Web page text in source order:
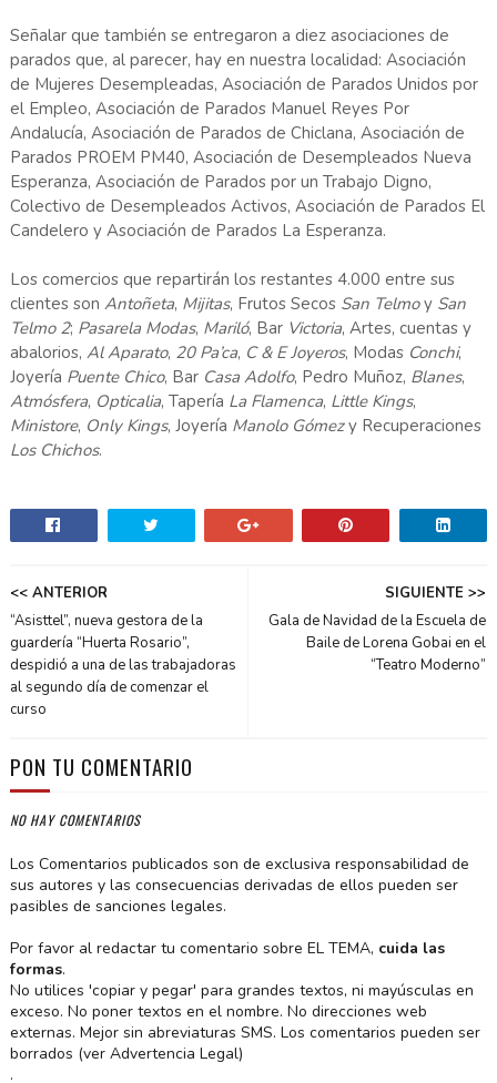
Señalar que también se entregaron a diez asociaciones de
parados que, al parecer, hay en nuestra localidad: Asociación
de Mujeres Desempleadas, Asociación de Parados Unidos por
el Empleo, Asociación de Parados Manuel Reyes Por
Andalucía, Asociación de Parados de Chiclana, Asociación de
Parados PROEM PM40, Asociación de Desempleados Nueva
Esperanza, Asociación de Parados por un Trabajo Digno,
Colectivo de Desempleados Activos, Asociación de Parados El
Candelero y Asociación de Parados La Esperanza.
Los comercios que repartirán los restantes 4.000 entre sus
clientes son Antoñeta, Mijitas, Frutos Secos San Telmoy San
Telmo 2; Pasarela Modas, Mariló, Bar Victoria, Artes, cuentas y
abalorios, Al Aparato, 20 Pa’ca, C & E Joyeros, Modas Conchi,
Joyería Puente Chico, Bar Casa Adolfo, Pedro Muñoz, Blanes,
Atmósfera, Opticalia, Tapería La Flamenca, Little Kings,
Ministore, Only Kings, Joyería Manolo Gómezy Recuperaciones
Los Chichos.
SIGUIENTE >>
Gala de Navidad de la Escuela de
Baile de Lorena Gobai en el
“Teatro Moderno”
<< ANTERIOR
“Asisttel”, nueva gestora de la
guardería “Huerta Rosario”,
despidió a una de las trabajadoras
al segundo día de comenzar el
curso
PON TU COMENTARIO
NO HAY COMENTARIOS
Los Comentarios publicados son de exclusiva responsabilidad de
sus autores y las consecuencias derivadas de ellos pueden ser
pasibles de sanciones legales.
Por favor al redactar tu comentario sobre EL TEMA, cuida las
formas.
No utilices 'copiar y pegar' para grandes textos, ni mayúsculas en
exceso. No poner textos en el nombre. No direcciones web
externas. Mejor sin abreviaturas SMS. Los comentarios pueden ser
borrados (ver Advertencia Legal)
.